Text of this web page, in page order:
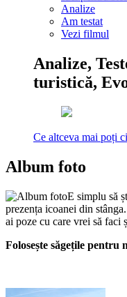
Analize
Am testat
Vezi filmul
Analize,
turistică,
Ce altceva mai poți
Album foto
E simplu să
prezența icoanei din
ai poze cu care vrei să faci
Folosește săgețile pentru